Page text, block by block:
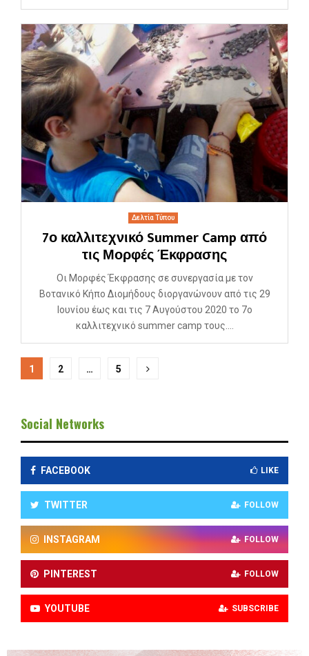
Δελτία Τύπου
7ο καλλιτεχνικό Summer Camp από
τις Μορφές Έκφρασης
Οι Μορφές Έκφρασης σε συνεργασία με τον
Βοτανικό Κήπο Διομήδους διοργανώνουν από τις 29
Ιουνίου έως και τις 7 Αυγούστου 2020 το 7ο
καλλιτεχνικό summer camp τους....
Σελιδοποίηση
1 2 … 5
Social Networks
FACEBOOK LIKE
TWITTER FOLLOW
INSTAGRAM FOLLOW
PINTEREST FOLLOW
YOUTUBE SUBSCRIBE